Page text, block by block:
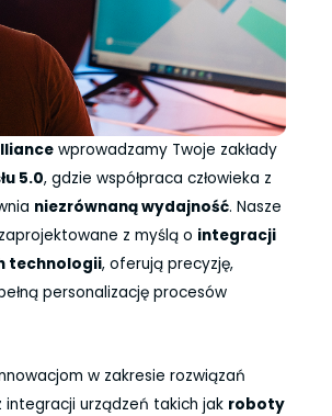
wprowadzamy Twoje zakłady
5.0, gdzie współpraca człowieka z
niezrównaną wydajność. Nasze
z myślą o integracji
technologii, oferują precyzję,
personalizację procesów
w zakresie rozwiązań
urządzeń takich jak roboty